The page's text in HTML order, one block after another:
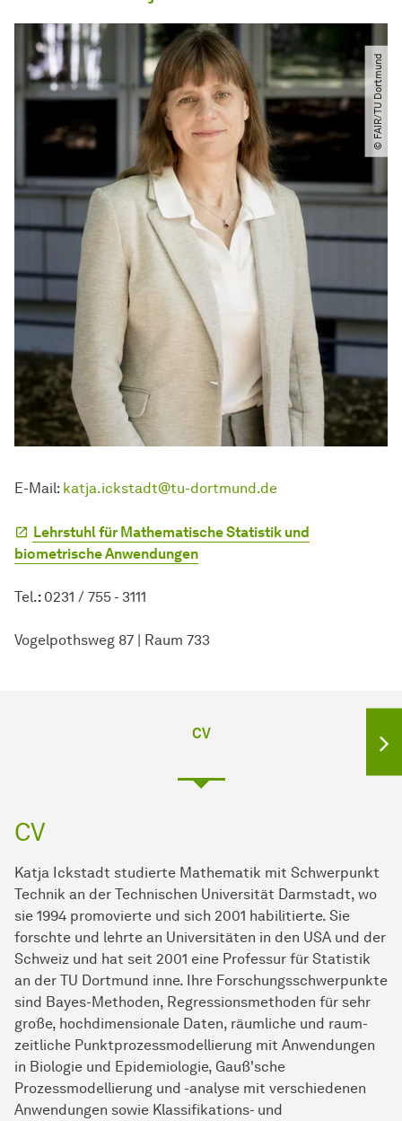
E-Mail: katja.ickstadt@tu-dortmund.de
Lehrstuhl für Mathematische Statistik und
biometrische Anwendungen
Tel.: 0231 / 755 - 3111
Vogelpothsweg 87 | Raum 733
© FAIR​/​TU Dortmund
CV
CV
Katja Ickstadt studierte Mathematik mit Schwerpunkt
Technik an der Technischen Universität Darmstadt, wo
sie 1994 promovierte und sich 2001 habilitierte. Sie
forschte und lehrte an Universitäten in den USA und der
Schweiz und hat seit 2001 eine Professur für Statistik
an der TU Dortmund inne. Ihre Forschungsschwerpunkte
sind Bayes-Methoden, Regressionsmethoden für sehr
große, hochdimensionale Daten, räumliche und raum-
zeitliche Punktprozessmodellierung mit Anwendungen
in Biologie und Epidemiologie, Gauß'sche
Prozessmodellierung und -analyse mit verschiedenen
Anwendungen sowie Klassifikations- und